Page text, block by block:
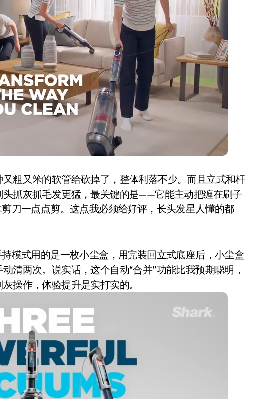
帮你避坑+种草
换”，索尼Bose却学不会？一文讲透
？保姆级教程，有手就会！
量破4000万台，技术创新驱动多品类增长
粗又笨的软管给砍掉了，整体利落不少。而且立式和杆
抓灰抓毛发更猛，最关键的是——它能主动把缠在刷子
刀一点点剪。这点我必须给好评，长头发星人懂的都
模式用的是一枚小尘盒，用完装回立式底座后，小尘盒
清两次。说实话，这个自动“合并”功能比我预期聪明，
操作，体验提升是实打实的。
小家电